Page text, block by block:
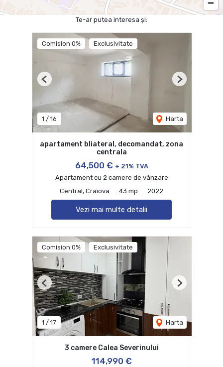
Te-ar putea interesa și:
Comision 0% Exclusivitate
1 / 16 Harta
Previous Next
apartament bliateral, decomandat, zona
centrala
64,500 € + 21% TVA
Apartament cu 2 camere de vânzare
Central, Craiova
43 mp 2022
Vezi mai multe detalii
Comision 0% Exclusivitate
1 / 17 Harta
Previous Next
3 camere Calea Severinului
114,990 €